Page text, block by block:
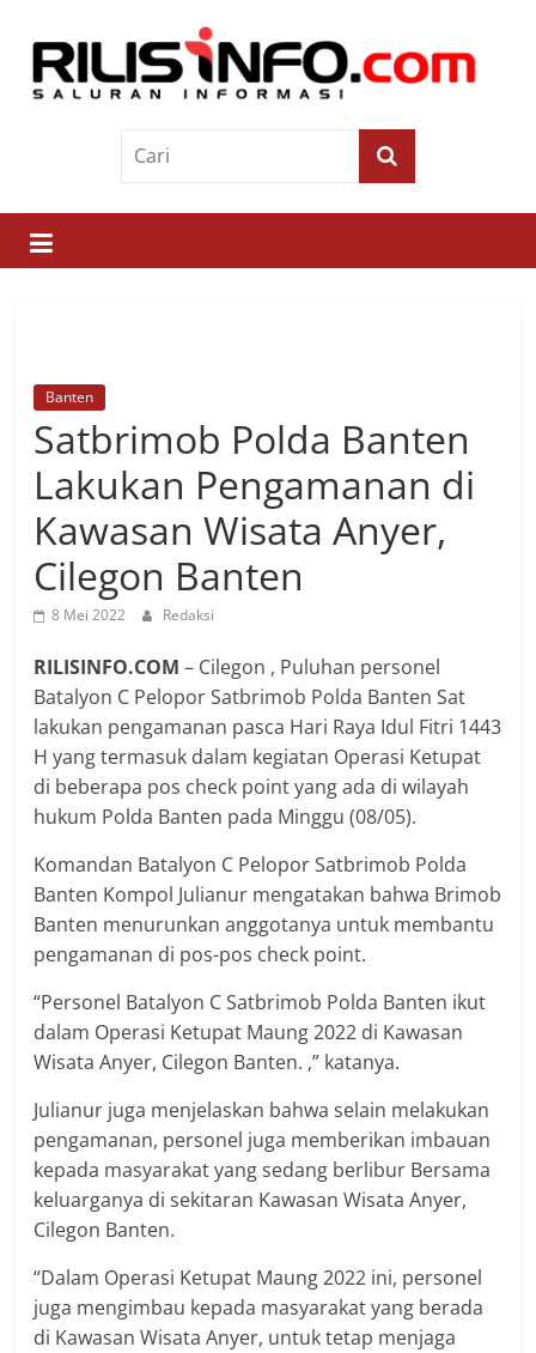
contentRilis
Saluran
Informasi
Banten
Satbrimob Polda Banten
Lakukan Pengamanan di
Kawasan Wisata Anyer,
Cilegon Banten
8 Mei 2022 Redaksi
RILISINFO.COM – Cilegon , Puluhan personel
Batalyon C Pelopor Satbrimob Polda Banten Sat
lakukan pengamanan pasca Hari Raya Idul Fitri 1443
H yang termasuk dalam kegiatan Operasi Ketupat
di beberapa pos check point yang ada di wilayah
hukum Polda Banten pada Minggu (08/05).
Komandan Batalyon C Pelopor Satbrimob Polda
Banten Kompol Julianur mengatakan bahwa Brimob
Banten menurunkan anggotanya untuk membantu
pengamanan di pos-pos check point.
“Personel Batalyon C Satbrimob Polda Banten ikut
dalam Operasi Ketupat Maung 2022 di Kawasan
Wisata Anyer, Cilegon Banten. ,” katanya.
Julianur juga menjelaskan bahwa selain melakukan
pengamanan, personel juga memberikan imbauan
kepada masyarakat yang sedang berlibur Bersama
keluarganya di sekitaran Kawasan Wisata Anyer,
Cilegon Banten.
“Dalam Operasi Ketupat Maung 2022 ini, personel
juga mengimbau kepada masyarakat yang berada
di Kawasan Wisata Anyer, untuk tetap menjaga